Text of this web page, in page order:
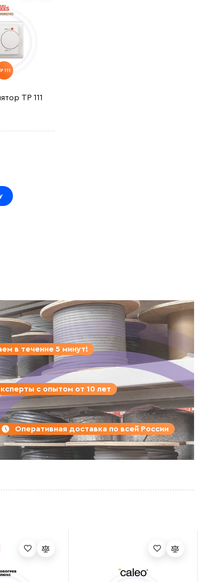
ТР 111
в течение 5 минут!
с опытом от 10 лет
Оперативная доставка по всей России